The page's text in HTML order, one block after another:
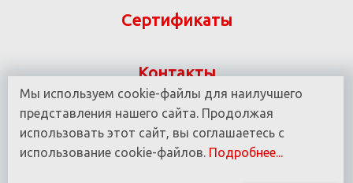
Сертификаты
Контакты
Указанная на сайте информация не является
публичной офертой ООО «ВИТ-М» УНП 190780937
© 2016 - 2025 Все права защищены.
Мы используем cookie-файлы для наилучшего
представления нашего сайта. Продолжая
использовать этот сайт, вы соглашаетесь с
использование cookie-файлов. Подробнее...